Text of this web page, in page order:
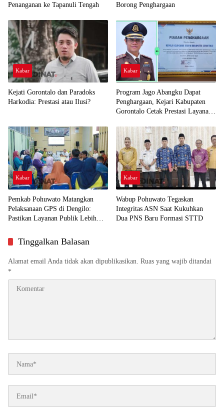
Penanganan ke Tapanuli Tengah
Borong Penghargaan
Kabar
Kejati Gorontalo dan Paradoks
Harkodia: Prestasi atau Ilusi?
Kabar
Program Jago Abangku Dapat
Penghargaan, Kejari Kabupaten
Gorontalo Cetak Prestasi Layanan
Kabar
Pemkab Pohuwato Matangkan
Pelaksanaan GPS di Dengilo:
Pastikan Layanan Publik Lebih
Kabar
Wabup Pohuwato Tegaskan
Integritas ASN Saat Kukuhkan
Dua PNS Baru Formasi STTD
Tinggalkan Balasan
Alamat email Anda tidak akan dipublikasikan. Ruas yang wajib ditandai
*